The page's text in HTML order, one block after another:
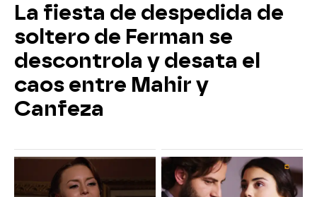
La fiesta de despedida de
soltero de Ferman se
descontrola y desata el
caos entre Mahir y
Canfeza